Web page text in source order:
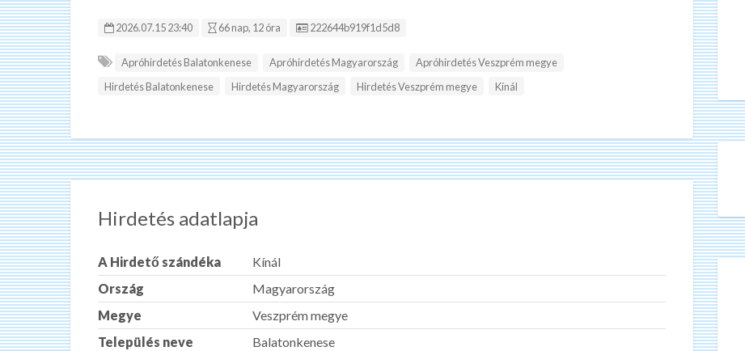
2026.07.15 23:40 66 nap, 12 óra Hirdetés ID:
222644b919f1d5d8
Apróhirdetés Balatonkenese Apróhirdetés Magyarország
Apróhirdetés Veszprém megye
Hirdetés Balatonkenese
Hirdetés Magyarország Hirdetés Veszprém megye Kínál
Hirdetés adatlapja
A Hirdető szándéka
Kínál
Ország
Magyarország
Megye
Veszprém megye
Település neve
Balatonkenese